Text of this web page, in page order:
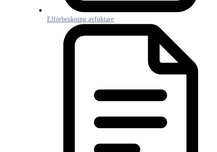
Elförbrukning avfuktare